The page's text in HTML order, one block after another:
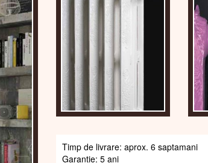
Timp de livrare: aprox. 6 saptamani
Garantie: 5 ani